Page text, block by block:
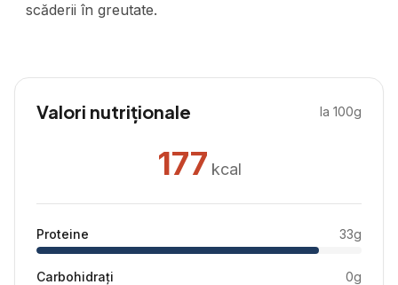
scăderii în greutate.
Valori nutriționale la 100g
177 kcal
Proteine 33g
Carbohidrați 0g